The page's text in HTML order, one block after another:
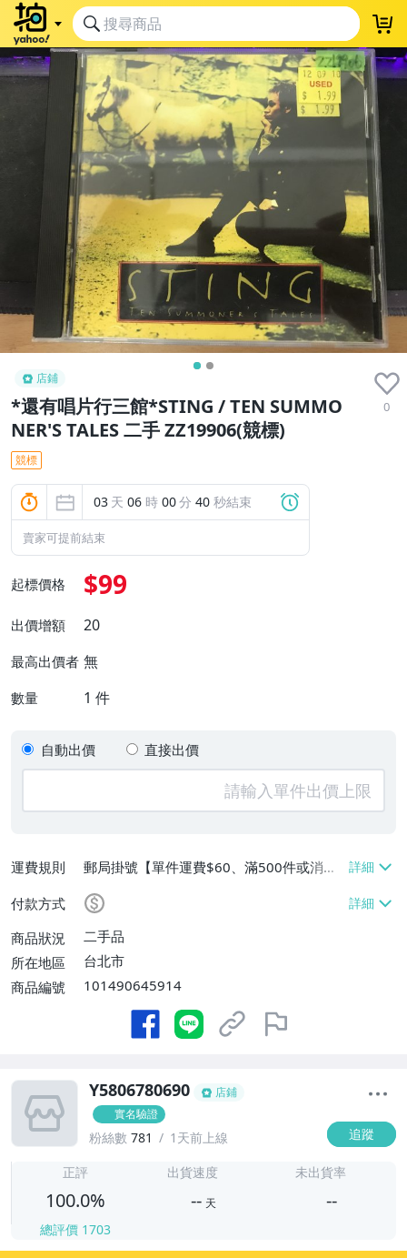
店鋪
*還有唱片行三館*STING / TEN SUMMO
NER'S TALES 二手 ZZ19906(競標)
0
競標
03 天 06 時 00分 40 秒結束
賣家可提前結束
起標價格 $99
出價增額 20
最高出價者 無
數量 1 件
自動出價 直接出價
運費規則
郵局掛號【單件運費$60、滿500件或消費
滿$20000免運費】
付款方式
商品狀況
二手品
所在地區
台北市
商品編號
101490645914
Y5806780690
店鋪
實名驗證
粉絲數 781 1天前上線 追蹤
正評
100.0%
總評價 1703
出貨速度
-- 天
未出貨率
--